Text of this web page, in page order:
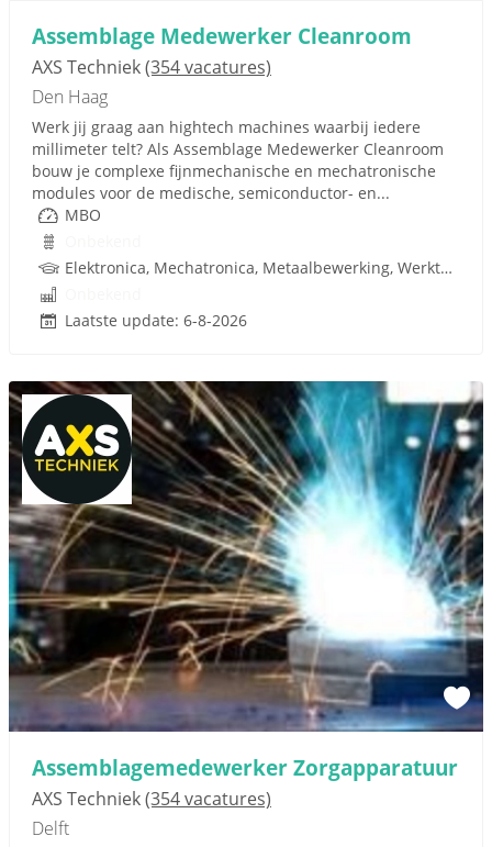
Assemblage Medewerker Cleanroom
AXS Techniek(354 vacatures)
Den Haag
Werk jij graag aan hightech machines waarbij iedere
millimeter telt? Als Assemblage Medewerker Cleanroom
bouw je complexe fijnmechanische en mechatronische
modules voor de medische, semiconductor- en...
MBO
Elektronica, Mechatronica, Metaalbewerking, Werktuigbouwkunde, Pneumatiek, Techniek
Laatste update: 6-8-2026
Assemblagemedewerker Zorgapparatuur
AXS Techniek(354 vacatures)
Delft